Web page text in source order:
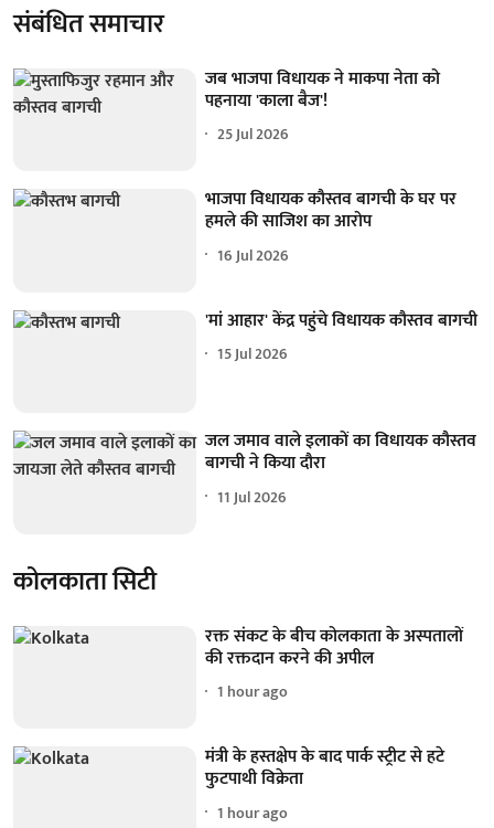
संबंधित समाचार
जब भाजपा विधायक ने माकपा नेता को
पहनाया 'काला बैज'!
25 Jul 2026
भाजपा विधायक कौस्तव बागची के घर पर
हमले की साजिश का आरोप
16 Jul 2026
'मां आहार' केंद्र पहुंचे विधायक कौस्तव बागची
15 Jul 2026
जल जमाव वाले इलाकों का विधायक कौस्तव
बागची ने किया दौरा
11 Jul 2026
कोलकाता सिटी
रक्त संकट के बीच कोलकाता के अस्पतालों
की रक्तदान करने की अपील
1 hour ago
मंत्री के हस्तक्षेप के बाद पार्क स्ट्रीट से हटे
फुटपाथी विक्रेता
1 hour ago